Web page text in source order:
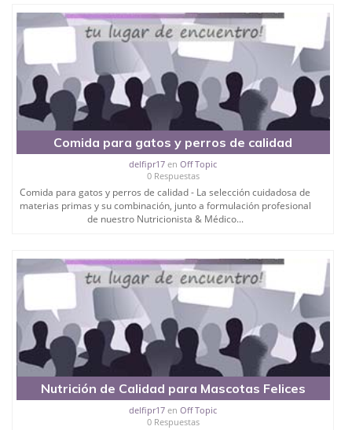
Comida para gatos y perros de calidad
delfipr17 enOff Topic
0 Respuestas
Comida para gatos y perros de calidad - La selección cuidadosa de
materias primas y su combinación, junto a formulación profesional
de nuestro Nutricionista & Médico...
Nutrición de Calidad para Mascotas Felices
delfipr17 enOff Topic
0 Respuestas